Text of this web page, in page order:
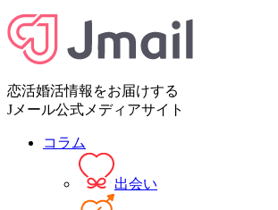
恋活婚活情報をお届けする
Jメール公式メディアサイト
コラム
出会い